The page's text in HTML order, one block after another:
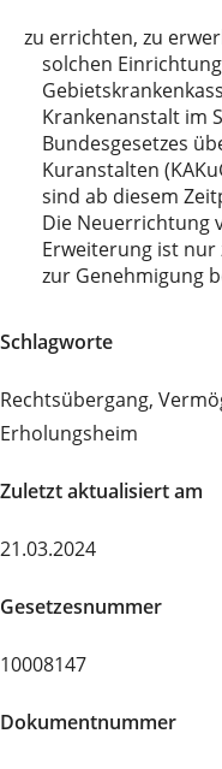
zu errichten, zu
solchen
Krankenanstalt im
Bundesgesetzes
Kuranstalten
sind ab diesem
Die Neuerrichtung
Erweiterung ist nur
zur Genehmigung
Schlagworte
Rechtsübergang,
Erholungsheim
Zuletzt aktualisiert am
21.03.2024
Gesetzesnummer
10008147
Dokumentnummer